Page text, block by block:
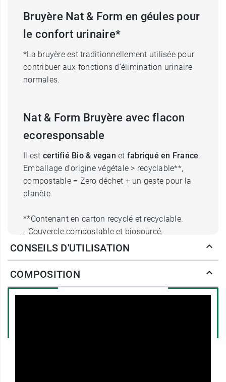
Bruyère Nat & Form en géules pour
le confort urinaire*
*La bruyère est traditionnellement utilisée pour
contribuer aux fonctions d'élimination urinaire
normales.
Nat & Form Bruyère avec flacon
ecoresponsable
Il est certifié Bio & vegan et fabriqué en France.
Emballage d'origine végétale > recyclable**,
compostable = Zero déchet + un geste pour la
planète.
**Contenant en carton recyclé et recyclable.
- Couvercle compostable et biosourcé.
- Etiquette biosourcée (canne à sucre).
protection de l'environnement et à la défense
CONSEILS D'UTILISATION
COMPOSITION